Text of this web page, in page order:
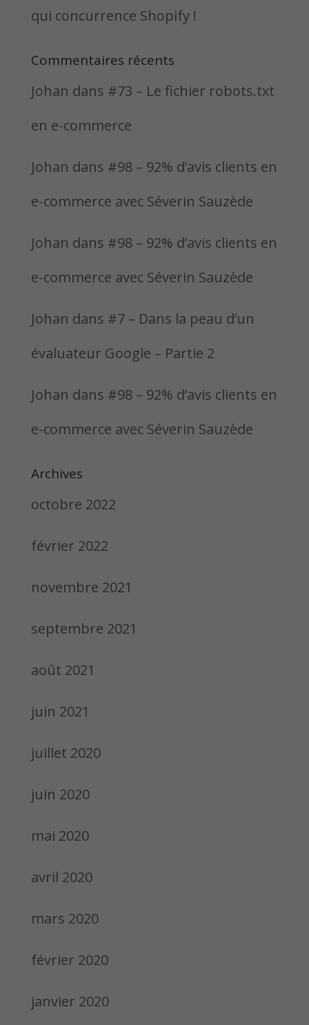
qui concurrence Shopify !
Commentaires récents
Johan dans #73 – Le fichier robots.txt
en e-commerce
Johan dans #98 – 92% d’avis clients en
e-commerce avec Séverin Sauzède
Johan dans #98 – 92% d’avis clients en
e-commerce avec Séverin Sauzède
Johan dans #7 – Dans la peau d’un
évaluateur Google – Partie 2
Johan dans #98 – 92% d’avis clients en
e-commerce avec Séverin Sauzède
Archives
octobre 2022
février 2022
novembre 2021
septembre 2021
août 2021
juin 2021
juillet 2020
juin 2020
mai 2020
avril 2020
mars 2020
février 2020
janvier 2020